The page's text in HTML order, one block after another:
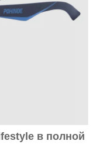
в полной